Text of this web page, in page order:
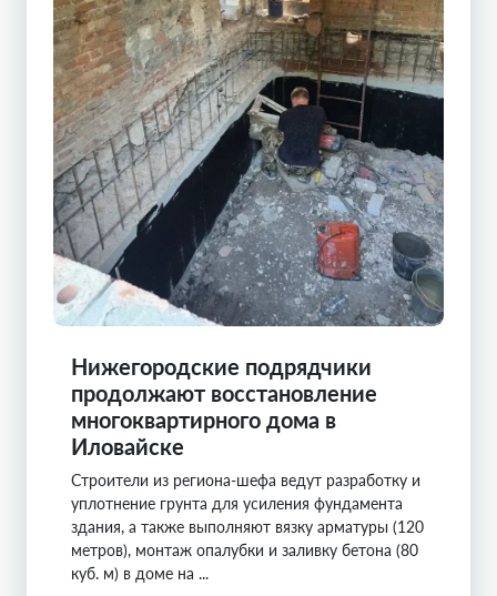
Нижегородские подрядчики
продолжают восстановление
многоквартирного дома в
Иловайске
Строители из региона-шефа ведут разработку и
уплотнение грунта для усиления фундамента
здания, а также выполняют вязку арматуры (120
метров), монтаж опалубки и заливку бетона (80
куб. м) в доме на ...